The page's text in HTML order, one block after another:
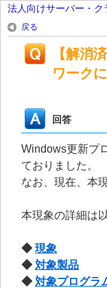
法人向けサーバー・
戻る
【解消
ワーク
回答
Windows更新プ
ておりました。
なお、現在、本
本現象の詳細は
◆ 現象
◆ 対象製品
◆ 対象プログラ